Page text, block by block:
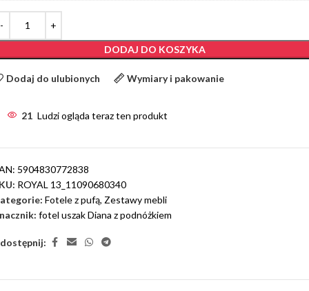
DODAJ DO KOSZYKA
Dodaj do ulubionych Wymiary i pakowanie
21 Ludzi ogląda teraz ten produkt
5904830772838
ROYAL 13_11090680340
Fotele z pufą, Zestawy mebli
fotel uszak Diana z podnóżkiem